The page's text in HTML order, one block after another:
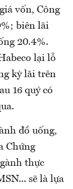
vốn, Công
biên lãi
20.4%.
lại lỗ
kỳ lãi trên
16 quý có
đồ uống,
Chứng
thực
sẽ là lựa